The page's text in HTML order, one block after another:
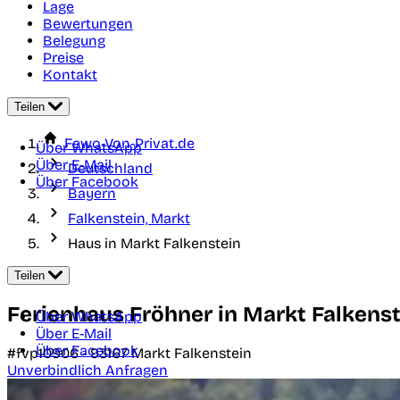
Lage
Bewertungen
Belegung
Preise
Kontakt
Teilen
Über WhatsApp
Über E-Mail
Über Facebook
Fewo-Von-Privat.de
Deutschland
Bayern
Falkenstein, Markt
Haus in Markt Falkenstein
Teilen
Über WhatsApp
Über E-Mail
Über Facebook
Ferienhaus Fröhner in Markt
#fvp10906 -93167Markt Falkenstein
Unverbindlich Anfragen